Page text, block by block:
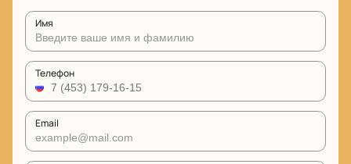
Имя
Телефон
Email